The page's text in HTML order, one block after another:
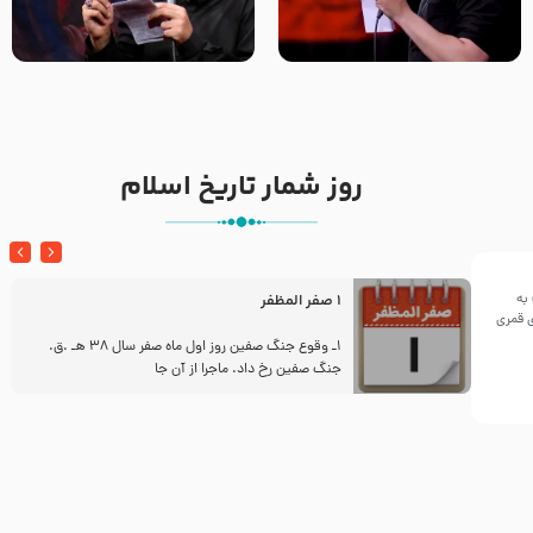
تک ، عبّاس، صاحب دل‌هاست –
حاج حنیف طاهری – عزاداری شب
من غلام نوکراتم من عاشق
کربلاتم – شور زمینه – شب هفتم
سال ۱۴۴۲هجری قمری
روز شمار تاریخ اسلام
1 صفر المظفر
1ـ وقوع جنگ صفین روز اول ماه صفر سال 38 هـ .ق.
جنگ صفین رخ داد. ماجرا از آن جا